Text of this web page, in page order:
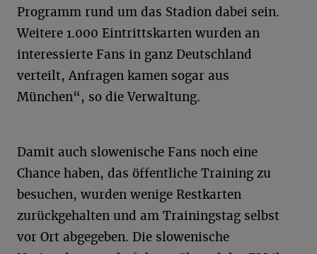
Programm rund um das Stadion dabei sein.
Weitere 1.000 Eintrittskarten wurden an
interessierte Fans in ganz Deutschland
verteilt, Anfragen kamen sogar aus
München“, so die Verwaltung.
Damit auch slowenische Fans noch eine
Chance haben, das öffentliche Training zu
besuchen, wurden wenige Restkarten
zurückgehalten und am Trainingstag selbst
vor Ort abgegeben. Die slowenische